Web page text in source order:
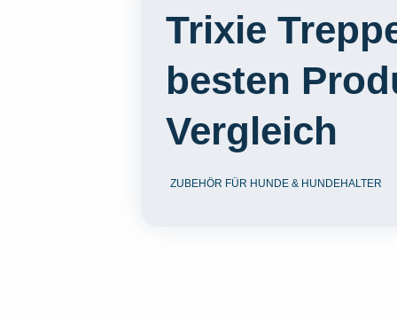
Trixie
besten
Vergleich
ZUBEHÖR FÜR HUNDE & HUNDEHALTER